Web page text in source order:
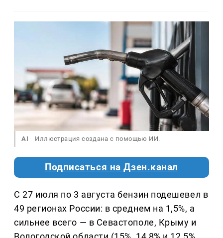
AI Иллюстрация создана с помощью ИИ.
Подписаться на Дзен.канал
С 27 июля по 3 августа бензин подешевел в
49 регионах России: в среднем на 1,5%, а
сильнее всего — в Севастополе, Крыму и